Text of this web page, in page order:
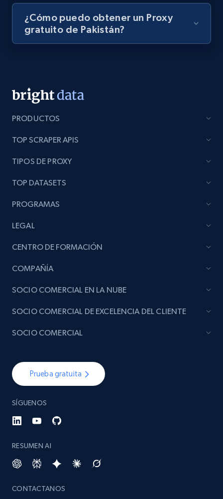
¿Cómo puedo obtener un Proxy
gratuito de Pakistán?
PRODUCTOS
TOP SCRAPER APIS
TIPOS DE PROXY
TOP DATASETS
PROGRAMAS
LEGAL
CENTRO DE FORMACIÓN
COMPAÑÍA
Prueba gratuita
SÍGUENOS
RESUMEN AI
CONTACTANOS
SOCIO COMERCIAL EN LA NUBE
SOCIO COMERCIAL DE EXCELENCIA DEL CLIENTE
SOCIO COMERCIAL